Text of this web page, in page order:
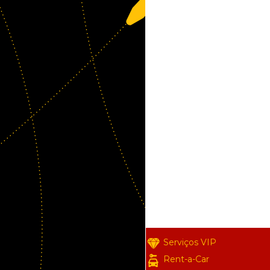
Serviços VIP
Rent-a-Car